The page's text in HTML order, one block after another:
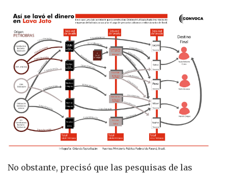
No obstante, precisó que las pesquisas de las